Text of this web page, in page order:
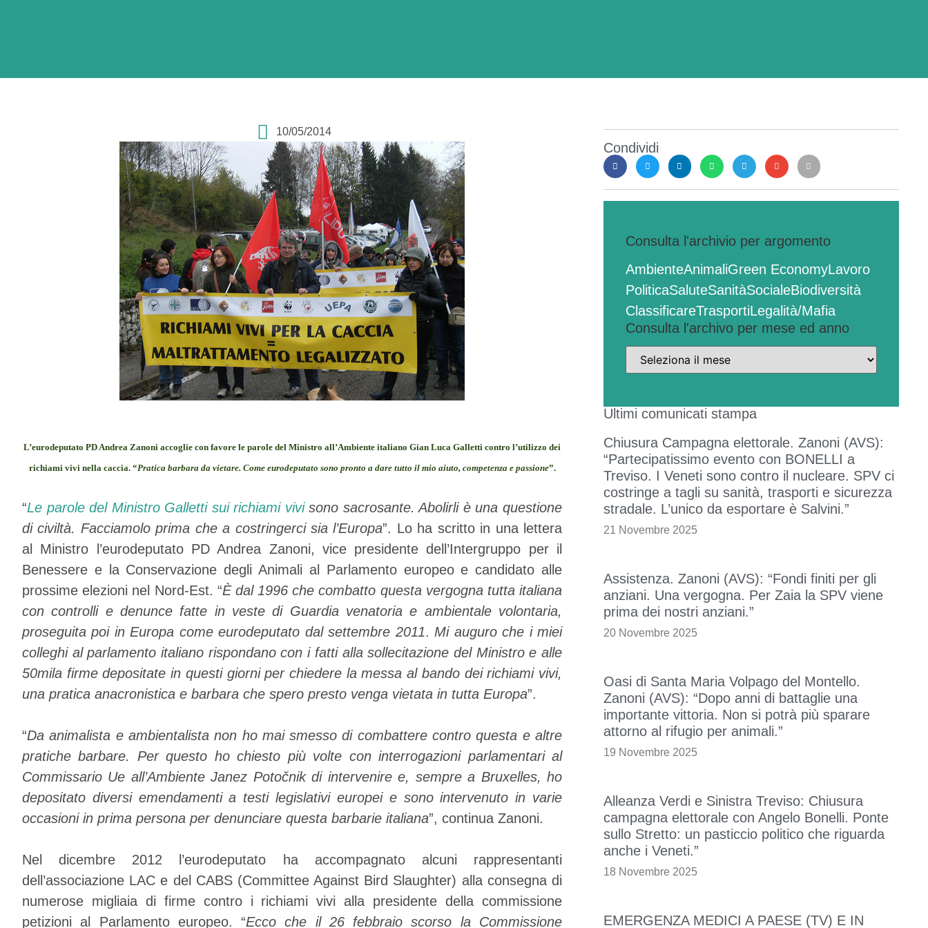
10/05/2014
L’eurodeputato PD Andrea Zanoni accoglie con favore le parole del Ministro all’Ambiente italiano Gian Luca Galletti contro l’utilizzo dei
richiami vivi nella caccia. “Pratica barbara da vietare. Come eurodeputato sono pronto a dare tutto il mio aiuto, competenza e passione”.
“Le parole del Ministro Galletti sui richiami vivisono sacrosante. Abolirli è una questione
di civiltà. Facciamolo prima che a costringerci sia l’Europa”. Lo ha scritto in una lettera
al Ministro l’eurodeputato PD Andrea Zanoni, vice presidente dell’Intergruppo per il
Benessere e la Conservazione degli Animali al Parlamento europeo e candidato alle
prossime elezioni nel Nord-Est. “È dal 1996 che combatto questa vergogna tutta italiana
con controlli e denunce fatte in veste di Guardia venatoria e ambientale volontaria,
proseguita poi in Europa come eurodeputato dal settembre 2011. Mi auguro che i miei
colleghi al parlamento italiano rispondano con i fatti alla sollecitazione del Ministro e alle
50mila firme depositate in questi giorni per chiedere la messa al bando dei richiami vivi,
una pratica anacronistica e barbara che spero presto venga vietata in tutta Europa”.
“Da animalista e ambientalista non ho mai smesso di combattere contro questa e altre
pratiche barbare. Per questo ho chiesto più volte con interrogazioni parlamentari al
Commissario Ue all’Ambiente Janez Potočnik di intervenire e, sempre a Bruxelles, ho
depositato diversi emendamenti a testi legislativi europei e sono intervenuto in varie
occasioni in prima persona per denunciare questa barbarie italiana”, continua Zanoni.
Nel dicembre 2012 l’eurodeputato ha accompagnato alcuni rappresentanti
dell’associazione LAC e del CABS (Committee Against Bird Slaughter) alla consegna di
numerose migliaia di firme contro i richiami vivi alla presidente della commissione
petizioni al Parlamento europeo. “Ecco che il 26 febbraio scorso la Commissione
Condividi
Consulta l'archivio per argomento
AmbienteAnimaliGreen EconomyLavoro
PoliticaSaluteSanitàSocialeBiodiversità
ClassificareTrasportiLegalità/Mafia
Consulta l'archivo per mese ed anno
Ultimi comunicati stampa
Chiusura Campagna elettorale. Zanoni (AVS):
“Partecipatissimo evento con BONELLI a
Treviso. I Veneti sono contro il nucleare. SPV ci
costringe a tagli su sanità, trasporti e sicurezza
stradale. L’unico da esportare è Salvini.”
21 Novembre 2025
Assistenza. Zanoni (AVS): “Fondi finiti per gli
anziani. Una vergogna. Per Zaia la SPV viene
prima dei nostri anziani.”
20 Novembre 2025
Oasi di Santa Maria Volpago del Montello.
Zanoni (AVS): “Dopo anni di battaglie una
importante vittoria. Non si potrà più sparare
attorno al rifugio per animali.”
19 Novembre 2025
Alleanza Verdi e Sinistra Treviso: Chiusura
campagna elettorale con Angelo Bonelli. Ponte
sullo Stretto: un pasticcio politico che riguarda
anche i Veneti.”
18 Novembre 2025
EMERGENZA MEDICI A PAESE (TV) E IN